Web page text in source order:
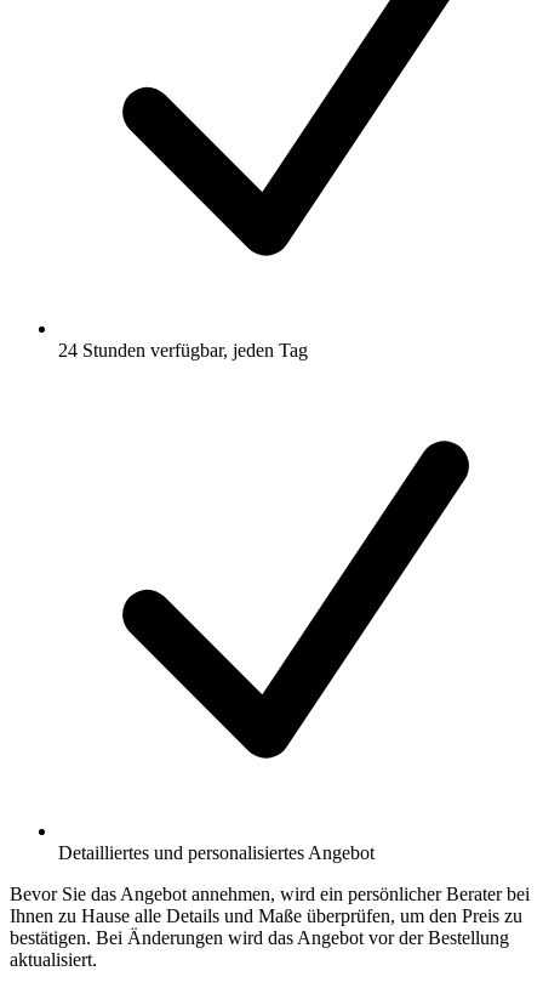
24 Stunden verfügbar, jeden Tag
Detailliertes und personalisiertes Angebot
Bevor Sie das Angebot annehmen, wird ein persönlicher Berater bei
Ihnen zu Hause alle Details und Maße überprüfen, um den Preis zu
bestätigen. Bei Änderungen wird das Angebot vor der Bestellung
aktualisiert.